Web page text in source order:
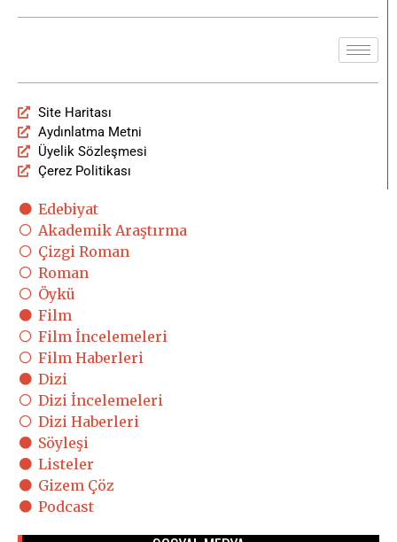
Site Haritası
Aydınlatma Metni
Üyelik Sözleşmesi
Çerez Politikası
Edebiyat
Akademik Araştırma
Çizgi Roman
Roman
Öykü
Film
Film İncelemeleri
Film Haberleri
Dizi
Dizi İncelemeleri
Dizi Haberleri
Söyleşi
Listeler
Gizem Çöz
Podcast